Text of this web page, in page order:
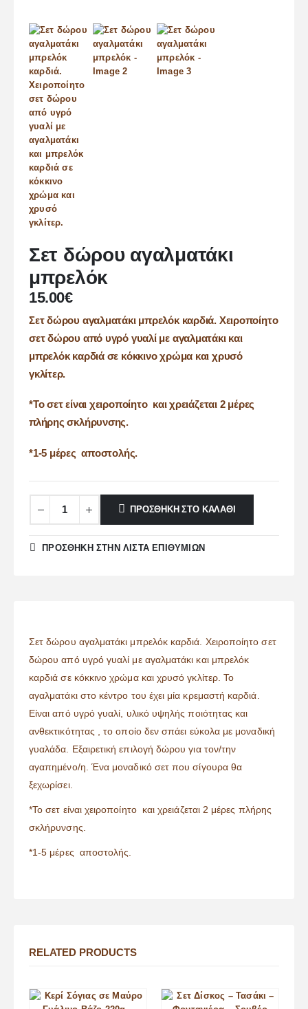
Σετ δώρου αγαλματάκι
μπρελόκ
15.00€
Σετ δώρου αγαλματάκι μπρελόκ καρδιά. Χειροποίητο
σετ δώρου από υγρό γυαλί με αγαλματάκι και
μπρελόκ καρδιά σε κόκκινο χρώμα και χρυσό
γκλίτερ.
*Το σετ είναι χειροποίητο και χρειάζεται 2 μέρες
πλήρης σκλήρυνσης.
*1-5 μέρες αποστολής.
ΠΡΟΣΘΉΚΗ ΣΤΟ ΚΑΛΆΘΙ
ΠΡΌΣΘΉΚΗ ΣΤΗΝ ΛΊΣΤΑ ΕΠΙΘΥΜΙΏΝ
Σετ δώρου αγαλματάκι μπρελόκ καρδιά. Χειροποίητο σετ
δώρου από υγρό γυαλί με αγαλματάκι και μπρελόκ
καρδιά σε κόκκινο χρώμα και χρυσό γκλίτερ. Το
αγαλματάκι στο κέντρο του έχει μία κρεμαστή καρδιά.
Είναι από υγρό γυαλί, υλικό υψηλής ποιότητας και
ανθεκτικότητας , το οποίο δεν σπάει εύκολα με μοναδική
γυαλάδα. Εξαιρετική επιλογή δώρου για τον/την
αγαπημένο/η. Ένα μοναδικό σετ που σίγουρα θα
ξεχωρίσει.
*Το σετ είναι χειροποίητο και χρειάζεται 2 μέρες πλήρης
σκλήρυνσης.
*1-5 μέρες αποστολής.
RELATED PRODUCTS